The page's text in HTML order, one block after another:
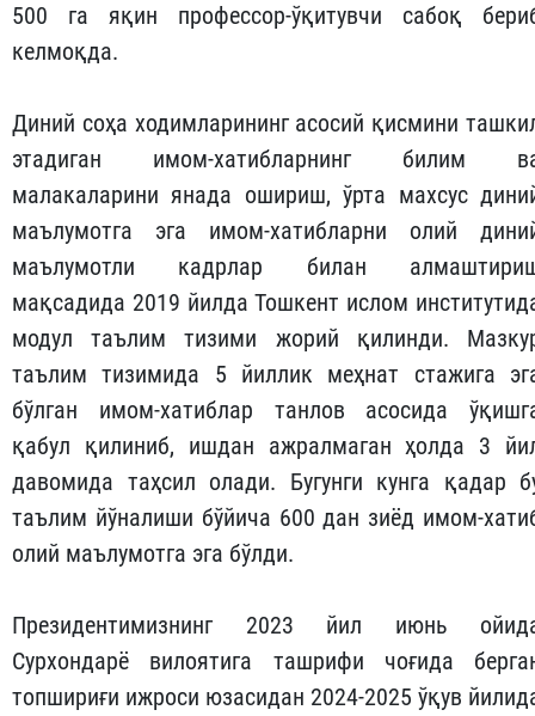
500 га яқин профессор-ўқитувчи сабоқ
келмоқда.
Диний соҳа ходимларининг асосий қисмини
этадиган имом-хатибларнинг билим
малакаларини янада ошириш, ўрта махсус
маълумотга эга имом-хатибларни олий
маълумотли кадрлар билан
мақсадида 2019 йилда Тошкент ислом
модул таълим тизими жорий қилинди.
таълим тизимида 5 йиллик меҳнат стажига
бўлган имом-хатиблар танлов асосида
қабул қилиниб, ишдан ажралмаган ҳолда 3
давомида таҳсил олади. Бугунги кунга қадар
таълим йўналиши бўйича 600 дан зиёд имом-
олий маълумотга эга бўлди.
Президентимизнинг 2023 йил июнь
Сурхондарё вилоятига ташрифи чоғида
топшириғи ижроси юзасидан 2024-2025 ўқув